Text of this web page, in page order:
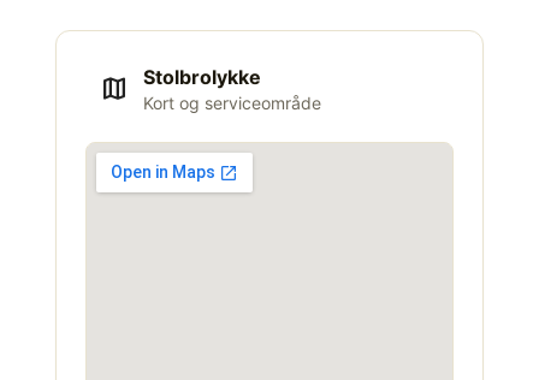
map Stolbrolykke
Kort og serviceområde